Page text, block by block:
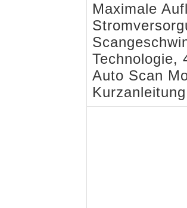
Maximale
Technologie,
Auto Scan